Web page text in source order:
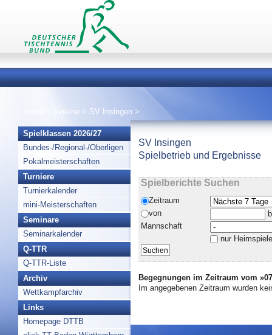
Vereine > SV Insingen >
Spielklassen 2026/27
Bundes-/Regional-/Oberligen
Pokalmeisterschaften
Turniere
Turnierkalender
mini-Meisterschaften
Seminare
Seminarkalender
Q-TTR
Q-TTR-Liste
Archiv
Wettkampfarchiv
Links
Homepage DTTB
SV Insingen
Spielbetrieb und Ergebnisse
Spielberichte Suchen
Zeitraum
von
Mannschaft
nur
Begegnungen im Zeitraum vom
Im angegebenen Zeitraum wurden